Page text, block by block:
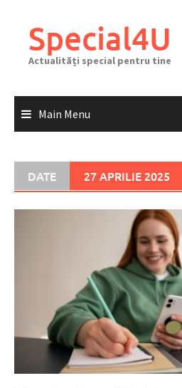
contentSpecial4U
Actualități special pentru tine
Main Menu
DATE 27 APRILIE 2025